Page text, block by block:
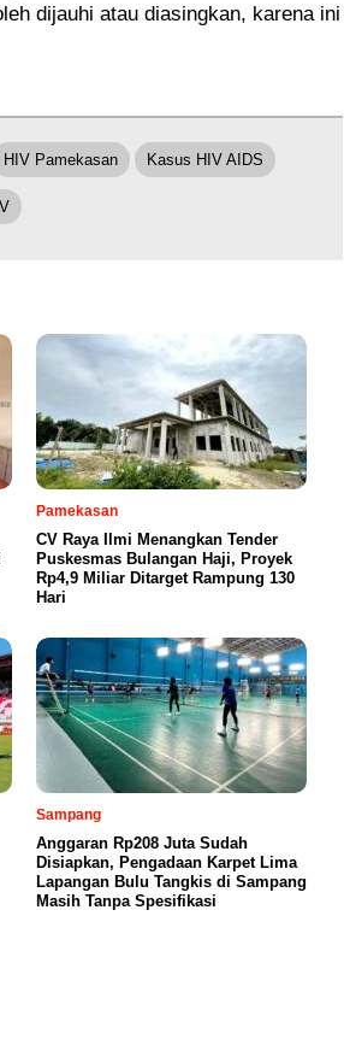
dijauhi atau diasingkan, karena ini
HIV Pamekasan Kasus HIV AIDS
Pamekasan
CV Raya Ilmi Menangkan Tender
Puskesmas Bulangan Haji, Proyek
Rp4,9 Miliar Ditarget Rampung 130
Hari
Sampang
Anggaran Rp208 Juta Sudah
Disiapkan, Pengadaan Karpet Lima
Lapangan Bulu Tangkis di Sampang
Masih Tanpa Spesifikasi